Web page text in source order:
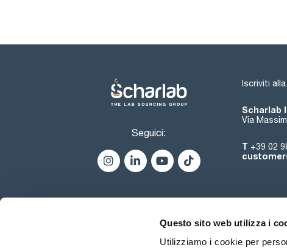
Questo sito web utilizza i
Utilizziamo i cookie per
Seguici:
Iscriviti
Scharlab
Via
T +39 02